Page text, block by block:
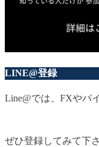
LINE@登録
Line@では、FXやバ
ぜひ登録してみて下